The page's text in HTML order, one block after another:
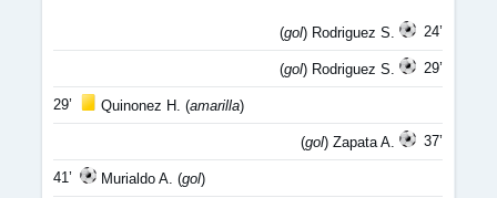
(gol) Rodriguez S. 24’
(gol) Rodriguez S. 29’
29’ Quinonez H. (amarilla)
(gol) Zapata A. 37’
41’ Murialdo A. (gol)